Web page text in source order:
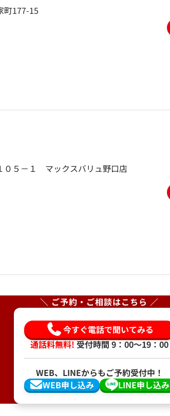
町177-15
０５－１ マックスバリュ野口店
＼ ご予約・ご相談はこちら ／
今すぐ電話で聞いてみる
通話料無料!受付時間 9：00〜19：00
WEB、LINEからもご予約受付中！
WEB申し込み
LINE申し込み